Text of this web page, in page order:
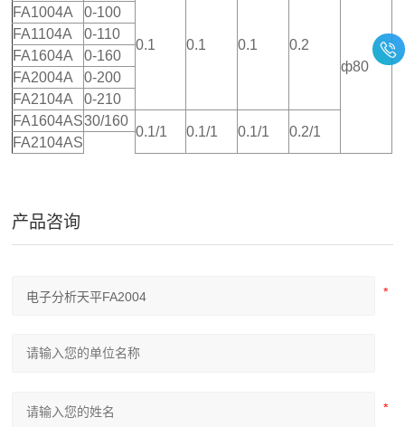
0.1 0.1 0.1
0.2
ф80
FA1004A
0-100
FA1104A
0-110
FA1604A
0-160
FA2004A
0-200
FA2104A
0-210
FA1604AS30/160
0.1/1 0.1/1 0.1/1 0.2/1
FA2104AS
产品咨询